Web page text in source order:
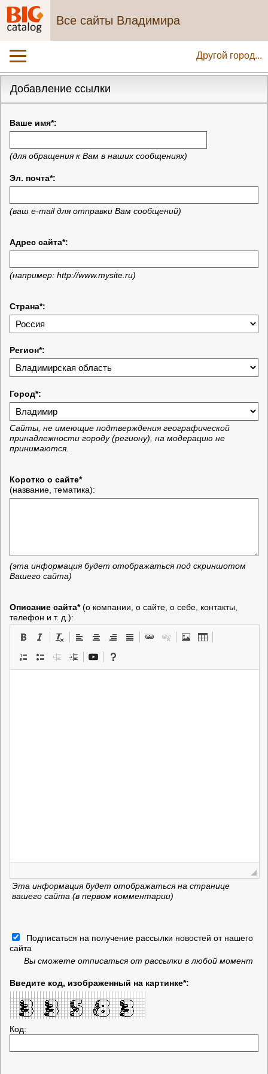
Все сайты Владимира
Другой город...
Добавление ссылки
Ваше имя*:
(для обращения к Вам в наших сообщениях)
Эл. почта*:
(ваш e-mail для отправки Вам сообщений)
Адрес сайта*:
(например: http://www.mysite.ru)
Страна*:
Регион*:
Город*:
Сайты, не имеющие подтверждения географической
принадлежности городу (региону), на модерацию не
принимаются.
Коротко о сайте*
(название, тематика):
(эта информация будет отображаться под скриншотом
Вашего сайта)
Описание сайта*(о компании, о сайте, о себе, контакты,
телефон и т. д.):
Эта информация будет отображаться на странице
вашего сайта (в первом комментарии)
Подписаться на получение рассылки новостей от нашего
сайта
Вы сможете отписаться от рассылки в любой момент
Введите код, изображенный на картинке*:
Код: